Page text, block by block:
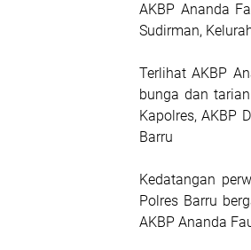
AKBP Ananda
Sudirman,
Terlihat AKBP
bunga dan
Kapolres, AKBP
Barru
Kedatangan
Polres Barru
AKBP Ananda